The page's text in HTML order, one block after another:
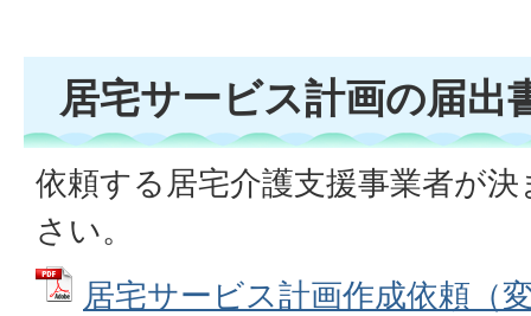
居宅サービス計画の届出
依頼する居宅介護支援事業者が
さい。
居宅サービス計画作成依頼（